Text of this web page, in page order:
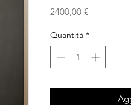
2400,00 €Prezzo
Quantità *